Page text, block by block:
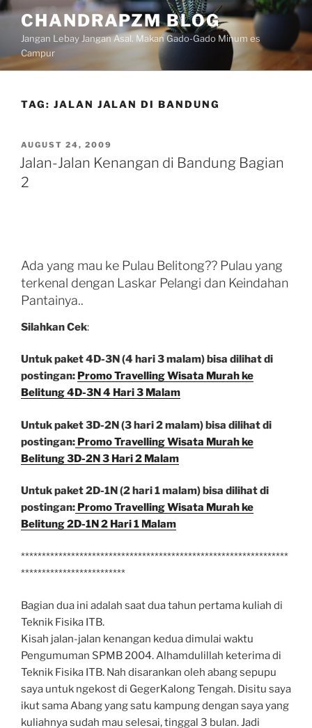
Skip
content
CHANDRAPZM BLOG
Jangan Lebay Jangan Asal. Makan Gado-Gado Minum es
Campur
TAG: JALAN JALAN DI BANDUNG
POSTED
ON
AUGUST 24, 2009
Jalan-Jalan Kenangan di Bandung Bagian
2
Ada yang mau ke Pulau Belitong?? Pulau yang
terkenal dengan Laskar Pelangi dan Keindahan
Pantainya..
Silahkan Cek:
Untuk paket 4D-3N (4 hari 3 malam) bisa dilihat di
postingan: Promo Travelling Wisata Murah ke
Belitung 4D-3N 4 Hari 3 Malam
Untuk paket 3D-2N (3 hari 2 malam) bisa dilihat di
postingan: Promo Travelling Wisata Murah ke
Belitung 3D-2N 3 Hari 2 Malam
Untuk paket 2D-1N (2 hari 1 malam) bisa dilihat di
postingan: Promo Travelling Wisata Murah ke
Belitung 2D-1N 2 Hari 1 Malam
****************************************************************
*************************
Bagian dua ini adalah saat dua tahun pertama kuliah di
Teknik Fisika ITB.
Kisah jalan-jalan kenangan kedua dimulai waktu
Pengumuman SPMB 2004. Alhamdulillah keterima di
Teknik Fisika ITB. Nah disarankan oleh abang sepupu
saya untuk ngekost di GegerKalong Tengah. Disitu saya
ikut sama Abang yang satu kampung dengan saya yang
kuliahnya sudah mau selesai, tinggal 3 bulan. Jadi